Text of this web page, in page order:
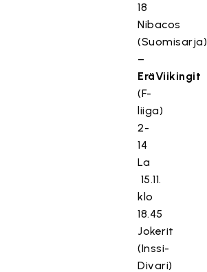
18
Nibacos
(Suomisarja)
–
EräViikingit
(F-
liiga)
2-
14
La
15.11.
klo
18.45
Jokerit
(Inssi-
Divari)